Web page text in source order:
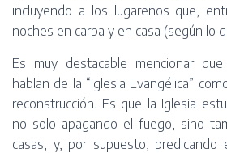
incluyendo a los lugareños que,
noches en carpa y en casa (según lo
Es muy destacable mencionar
hablan de la “Iglesia Evangélica”
reconstrucción. Es que la Iglesia
no solo apagando el fuego, sino
casas, y, por supuesto, predicando